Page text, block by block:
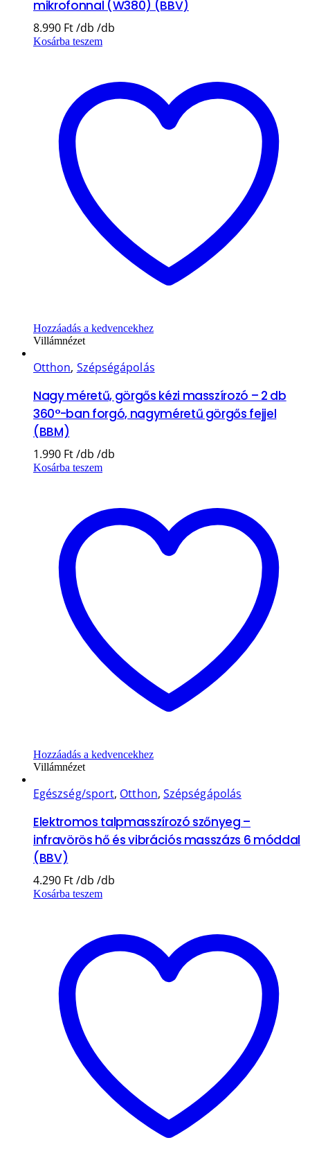
mikrofonnal (W380) (BBV)
8.990 Ft
Kosárba teszem
Hozzáadás a kedvencekhez
Villámnézet
Otthon, Szépségápolás
Nagy méretű, görgős kézi masszírozó – 2 db
360°-ban forgó, nagyméretű görgős fejjel
(BBM)
1.990 Ft
Kosárba teszem
Hozzáadás a kedvencekhez
Villámnézet
Egészség/sport, Otthon, Szépségápolás
Elektromos talpmasszírozó szőnyeg –
infravörös hő és vibrációs masszázs 6 móddal
(BBV)
4.290 Ft
Kosárba teszem